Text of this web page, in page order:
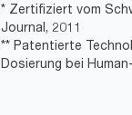
* Zertifiziert vom
Journal, 2011
** Patentierte
Dosierung bei